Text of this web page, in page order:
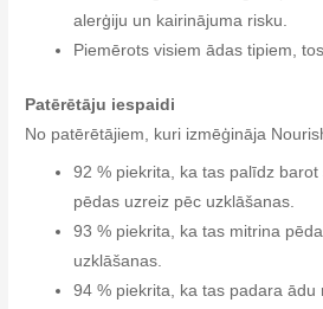
alerģiju un kairinājuma risku.
Piemērots visiem ādas tipiem,
Patērētāju iespaidi
No patērētājiem, kuri izmēģināja
92 % piekrita, ka tas palīdz
pēdas uzreiz pēc uzklāšanas.
93 % piekrita, ka tas mitrina
uzklāšanas.
94 % piekrita, ka tas padara ādu